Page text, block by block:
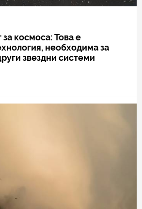
космоса: Това е
необходима за
звездни системи